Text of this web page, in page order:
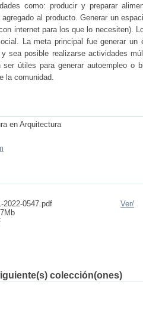
como: producir y preparar
al producto. Generar un
internet para los que lo necesiten).
La meta principal fue generar un
sea posible realizarse actividades
útiles para generar autoempleo o
la comunidad.
en Arquitectura
2022-0547.pdf
Ver/
colección(ones)